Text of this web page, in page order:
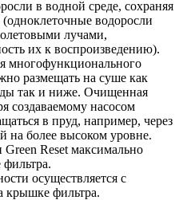
в водной среде, сохраняя
водоросли
лучами,
их к воспроизведению).
многофункционального
размещать на суше как
так и ниже. Очищенная
создаваемому насосом
в пруд, например, через
на более высоком уровне.
Reset максимально
осуществляется с
крышке фильтра.